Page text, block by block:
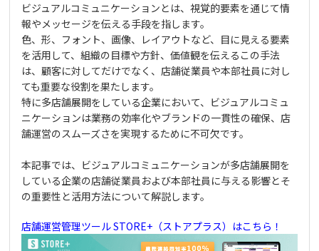
ビジュアルコミュニケーションとは、視覚的要素を通じて情
報やメッセージを伝える手段を指します。
色、形、フォント、画像、レイアウトなど、目に見える要素
を活用して、組織の目標や方針、価値観を伝えるこの手法
は、顧客に対してだけでなく、店舗従業員や本部社員に対し
ても重要な役割を果たします。
特に多店舗展開をしている企業において、ビジュアルコミュ
ニケーションは業務の効率化やブランドの一貫性の確保、店
舗運営のスムーズさを実現するために不可欠です。
本記事では、ビジュアルコミュニケーションが多店舗展開を
している企業の店舗従業員および本部社員に与える影響とそ
の重要性と活用方法について解説します。
店舗運営管理ツール STORE+（ストアプラス）はこちら！